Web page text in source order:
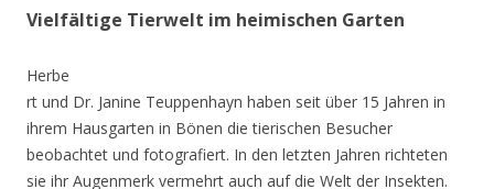
Vielfältige Tierwelt im heimischen Garten
Herbe
rt und Dr. Janine Teuppenhayn haben seit über 15 Jahren in
ihrem Hausgarten in Bönen die tierischen Besucher
beobachtet und fotografiert. In den letzten Jahren richteten
sie ihr Augenmerk vermehrt auch auf die Welt der Insekten.